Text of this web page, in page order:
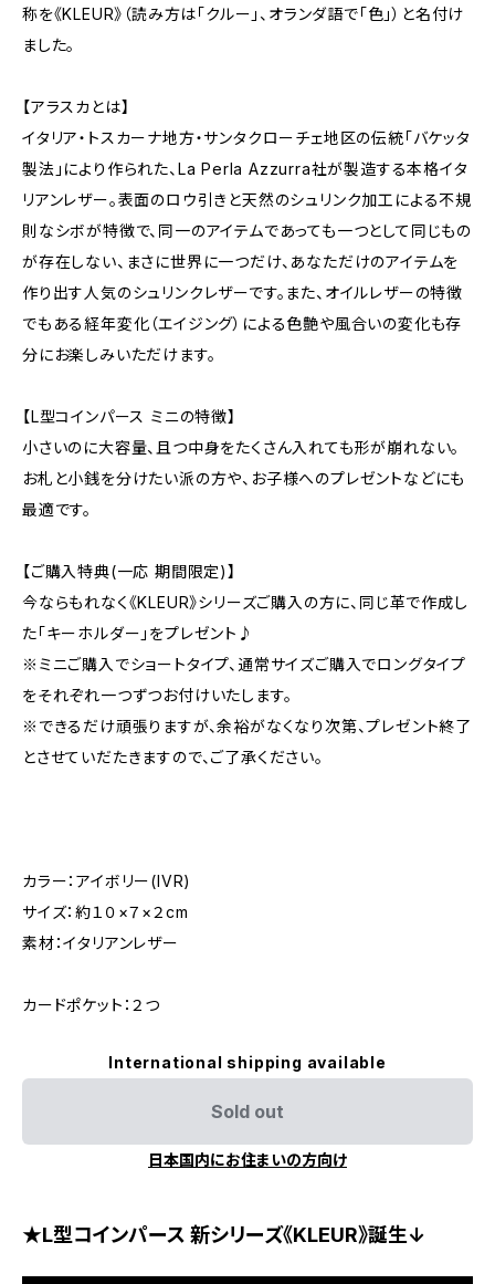
称を《KLEUR》（読み方は「クルー」、オランダ語で「色」）と名付け
ました。
【アラスカとは】
イタリア・トスカーナ地方・サンタクローチェ地区の伝統「バケッタ
製法」により作られた、La Perla Azzurra社が製造する本格イタ
リアンレザー。表面のロウ引きと天然のシュリンク加工による不規
則なシボが特徴で、同一のアイテムであっても一つとして同じもの
が存在しない、まさに世界に一つだけ、あなただけのアイテムを
作り出す人気のシュリンクレザーです。また、オイルレザーの特徴
でもある経年変化（エイジング）による色艶や風合いの変化も存
分にお楽しみいただけます。
【L型コインパース ミニの特徴】
小さいのに大容量、且つ中身をたくさん入れても形が崩れない。
お札と小銭を分けたい派の方や、お子様へのプレゼントなどにも
最適です。
【ご購入特典(一応 期間限定)】
今ならもれなく《KLEUR》シリーズご購入の方に、同じ革で作成し
た「キーホルダー」をプレゼント♪
※ミニご購入でショートタイプ、通常サイズご購入でロングタイプ
をそれぞれ一つずつお付けいたします。
※できるだけ頑張りますが、余裕がなくなり次第、プレゼント終了
とさせていだたきますので、ご了承ください。
カラー：アイボリー(IVR)
サイズ：約１０×７×２cm
素材：イタリアンレザー
カードポケット：２つ
International shipping available
Sold out
日本国内にお住まいの方向け
★L型コインパース 新シリーズ《KLEUR》誕生↓